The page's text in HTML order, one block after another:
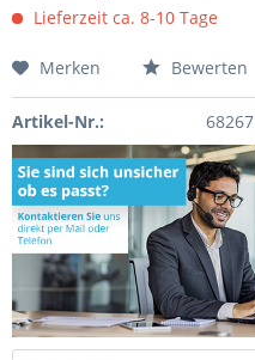
Lieferzeit ca. 8-10 Tage
Merken Bewerten
Artikel-Nr.: 68267